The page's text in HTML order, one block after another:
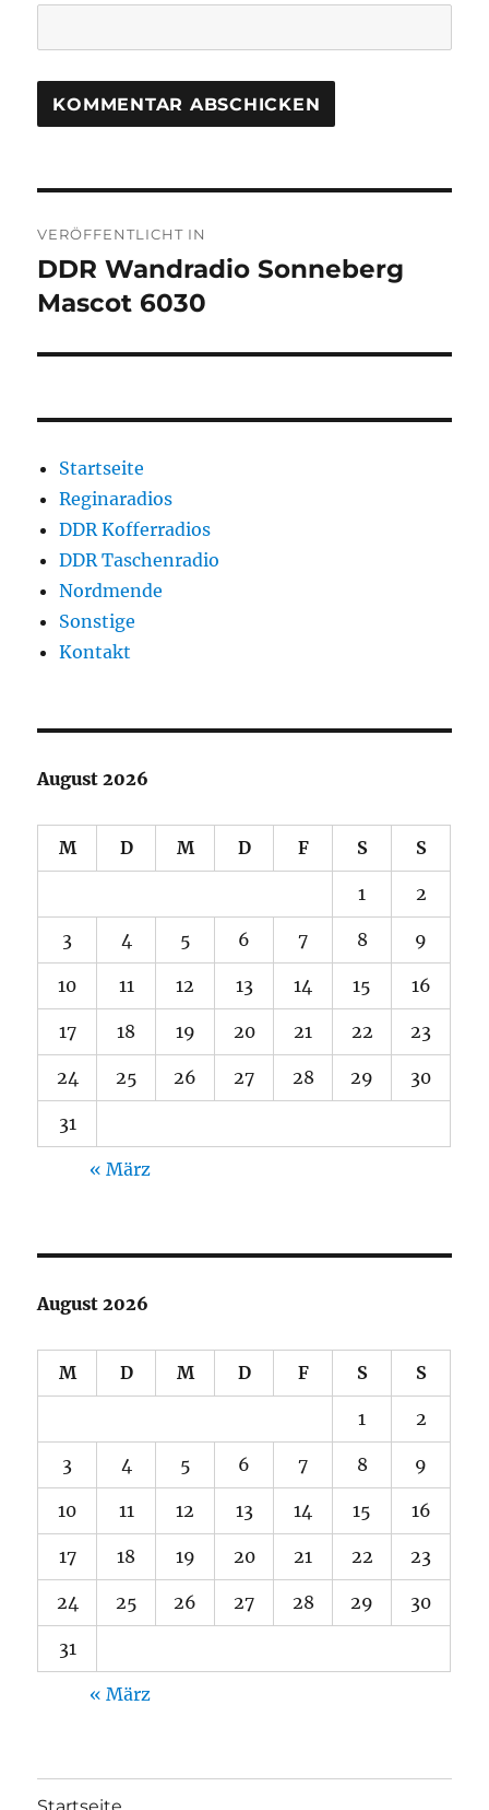
VERÖFFENTLICHT IN
DDR Wandradio Sonneberg
Mascot 6030
Startseite
Reginaradios
DDR Kofferradios
DDR Taschenradio
Nordmende
Sonstige
Kontakt
August 2026
M D M D F S S
1 2
3 4 5 6 7 8 9
10 11 12 13 14 15 16
17 18 19 20 21 22 23
24 25 26 27 28 29 30
31
« März
August 2026
M D M D F S S
1 2
3 4 5 6 7 8 9
10 11 12 13 14 15 16
17 18 19 20 21 22 23
24 25 26 27 28 29 30
31
« März
Startseite